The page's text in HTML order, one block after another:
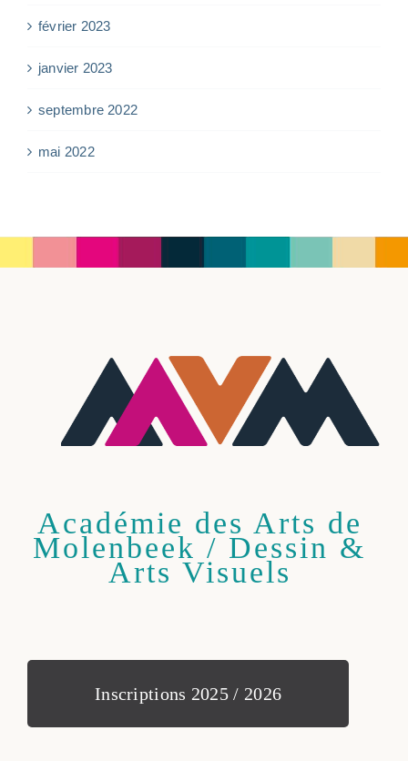
février 2023
janvier 2023
septembre 2022
mai 2022
Académie des Arts de
Molenbeek / Dessin &
Arts Visuels
Inscriptions 2025 / 2026